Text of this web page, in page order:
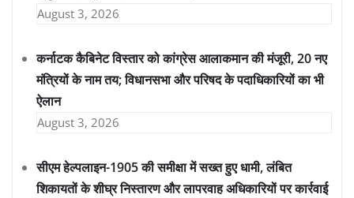
August 3, 2026
कर्नाटक कैबिनेट विस्तार को कांग्रेस आलाकमान की मंजूरी, 20 नए
मंत्रियों के नाम तय; विधानसभा और परिषद के पदाधिकारियों का भी
ऐलान
August 3, 2026
सीएम हेल्पलाइन-1905 की समीक्षा में सख्त हुए धामी, लंबित
शिकायतों के शीघ्र निस्तारण और लापरवाह अधिकारियों पर कार्रवाई